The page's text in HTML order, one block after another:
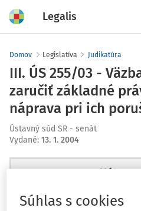
Legalis
Domov Legislatíva Judikatúra
III. ÚS 255/03 -
zaručiť základné
náprava pri ich
Ústavný súd SR - senát
Vydané: 13. 1. 2004
Máte
Súhlas s cookies